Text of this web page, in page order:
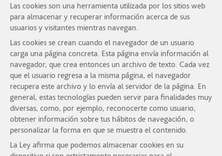
Las cookies son una herramienta utilizada por los sitios web
para almacenar y recuperar información acerca de sus
usuarios y visitantes mientras navegan.
Las cookies se crean cuando el navegador de un usuario
carga una página concreta. Esta página envía información al
navegador, que crea entonces un archivo de texto. Cada vez
que el usuario regresa a la misma página, el navegador
recupera este archivo y lo envía al servidor de la página. En
general, estas tecnologías pueden servir para finalidades muy
diversas, como, por ejemplo, reconocerte como usuario,
obtener información sobre tus hábitos de navegación, o
personalizar la forma en que se muestra el contenido.
La Ley afirma que podemos almacenar cookies en su